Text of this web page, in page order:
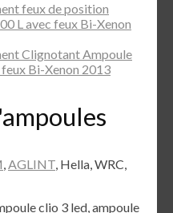
feux de position
L avec feux Bi-Xenon
Clignotant Ampoule
Bi-Xenon 2013
,AGLINT, Hella, WRC,
clio 3 led, ampoule